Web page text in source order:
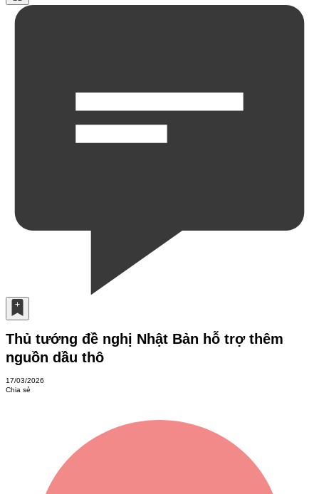
Thủ tướng đề nghị Nhật Bản hỗ trợ thêm
nguồn dầu thô
17/03/2026
Chia sẻ